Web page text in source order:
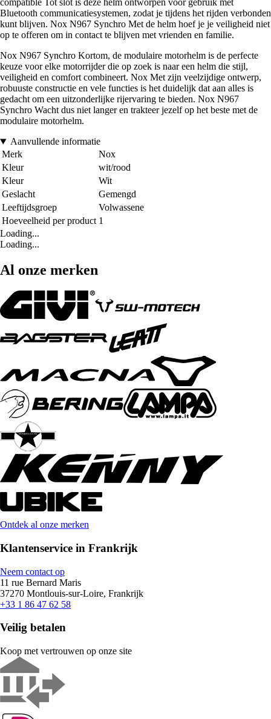
compatible Tot slot is deze helm ontworpen voor gebruik met
Bluetooth communicatiesystemen, zodat je tijdens het rijden verbonden
kunt blijven. Nox N967 Synchro Met de helm hoef je je veiligheid niet
op te offeren om in contact te blijven met vrienden en familie.
Nox N967 Synchro Kortom, de modulaire motorhelm is de perfecte
keuze voor elke motorrijder die op zoek is naar een helm die stijl,
veiligheid en comfort combineert. Nox Met zijn veelzijdige ontwerp,
robuuste constructie en vele functies is het duidelijk dat aan alles is
gedacht om een uitzonderlijke rijervaring te bieden. Nox N967
Synchro Wacht dus niet langer en trakteer jezelf op het beste met de
modulaire motorhelm.
Aanvullende informatie
Merk
Nox
Kleur
wit/rood
Kleur
Wit
Geslacht
Gemengd
Leeftijdsgroep
Volwassene
Hoeveelheid per product 1
Loading...
Loading...
Al onze merken
Ontdek al onze merken
Klantenservice in Frankrijk
Neem contact op
11 rue Bernard Maris
37270 Montlouis-sur-Loire, Frankrijk
+33 1 86 47 62 58
Veilig betalen
Koop met vertrouwen op onze site